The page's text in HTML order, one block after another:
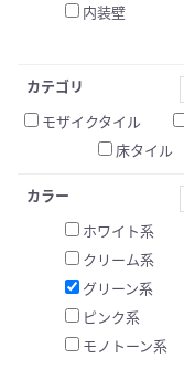
内装壁
カテゴリ
モザイクタイル
床タイル
カラー
ホワイト系
クリーム系
グリーン系
ピンク系
モノトーン系